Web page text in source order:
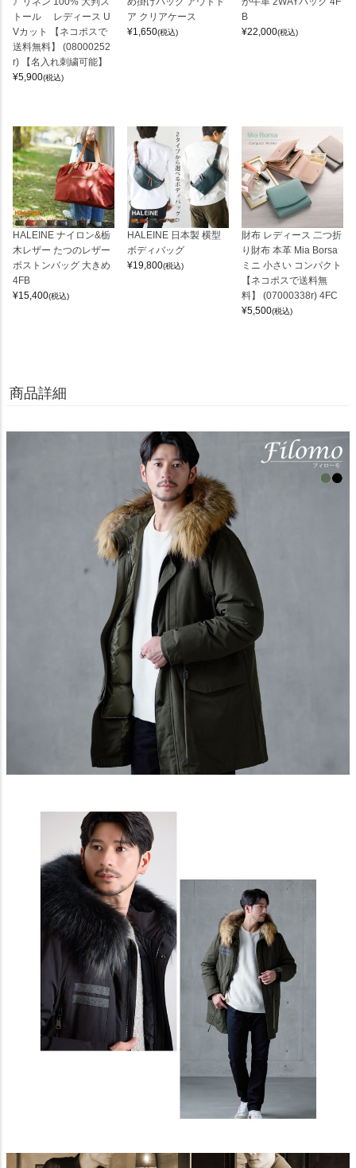
トール レディース U
Vカット 【ネコポスで
送料無料】 (08000252
r) 【名入れ刺繍可能】
¥5,900(税込)
ア クリアケース
¥1,650(税込)
B
¥22,000(税込)
HALEINE ナイロン&栃
木レザー たつのレザー
ボストンバッグ 大きめ
4FB
¥15,400(税込)
HALEINE 日本製 横型
ボディバッグ
¥19,800(税込)
財布 レディース 二つ折
り財布 本革 Mia Borsa
ミニ 小さい コンパクト
【ネコポスで送料無
料】 (07000338r) 4FC
¥5,500(税込)
商品詳細